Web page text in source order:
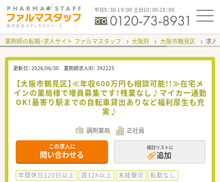
平日9：30-19：00 土日10：00-19：00
薬剤師の転職・求人サイト ファルマスタッフ 大阪府 大阪市鶴見区 求人
更新日： 2026/06/30 薬剤師求人ID： 392225
【大阪市鶴見区】≪年収600万円も相談可能!!≫在宅メ
インの薬局様で増員募集です！残業なし♪マイカー通勤
OK！最寄り駅までの自転車貸出ありなど福利厚生も充
実♪
調剤薬局 正社員
この求人に
問い合わせる
検討リストに
追加
年間休日120日以上 週32h以上 未経験可
転勤なし